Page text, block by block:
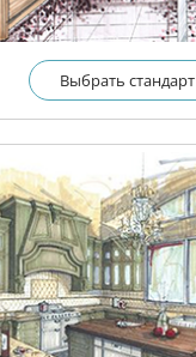
Выбрать cтандарт